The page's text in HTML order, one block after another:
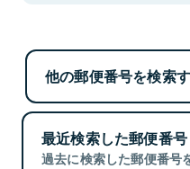
他の郵便番号を検索
最近検索した郵便番号
過去に検索した郵便番号